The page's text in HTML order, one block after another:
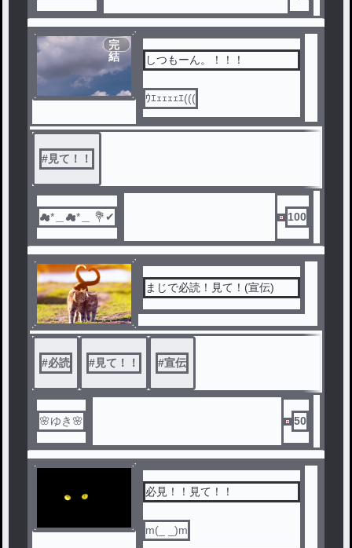
完
結
しつもーん。！！！
ｳｴｪｪｪｪｴ(((
#見て！！
☁*＿☁*＿ 💐✔ 100
まじで必読！見て！(宣伝)
#必読 #見て！！ #宣伝
🌸ゆき🌸 50
必見！！見て！！
m(_ _)m